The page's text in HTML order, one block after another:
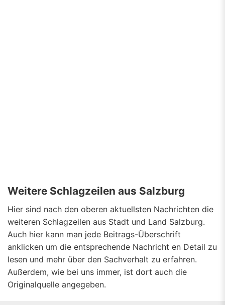
Weitere Schlagzeilen aus Salzburg
Hier sind nach den oberen aktuellsten Nachrichten die
weiteren Schlagzeilen aus Stadt und Land Salzburg.
Auch hier kann man jede Beitrags-Überschrift
anklicken um die entsprechende Nachricht en Detail zu
lesen und mehr über den Sachverhalt zu erfahren.
Außerdem, wie bei uns immer, ist dort auch die
Originalquelle angegeben.